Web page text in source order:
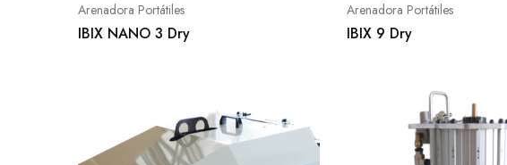
Arenadora Portátiles
IBIX NANO 3 Dry
Arenadora Portátiles
IBIX 9 Dry